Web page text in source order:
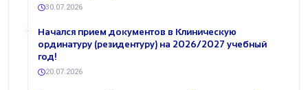
30.07.2026
Начался прием документов в Клиническую
ординатуру (резидентуру) на 2026/2027 учебный
год!
20.07.2026